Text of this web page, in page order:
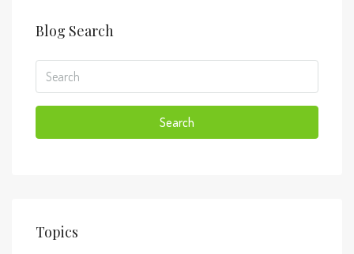
Blog Search
Search
Topics